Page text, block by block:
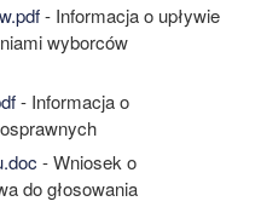
- Informacja o upływie
wyborców
- Informacja o
- Wniosek o
do głosowania